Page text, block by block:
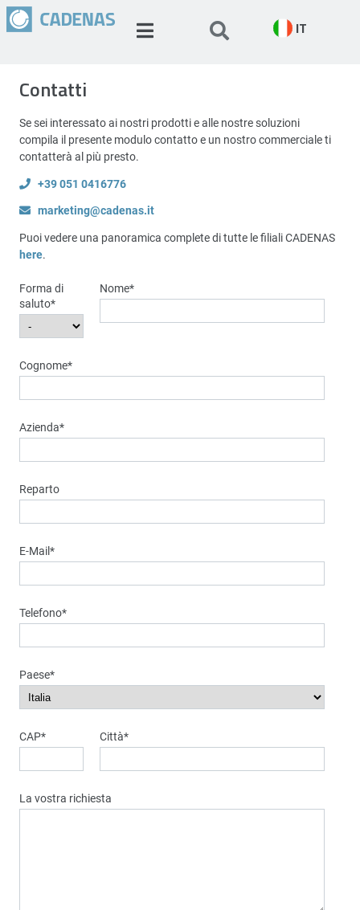
IT
Contatti
Se sei interessato ai nostri prodotti e alle nostre soluzioni
compila il presente modulo contatto e un nostro commerciale ti
contatterà al più presto.
+39 051 0416776
marketing@cadenas.it
Puoi vedere una panoramica complete di tutte le filiali CADENAS
here.
Forma di
saluto*
Nome*
Cognome*
Azienda*
Reparto
E-Mail*
Telefono*
Paese*
CAP* Città*
La vostra richiesta